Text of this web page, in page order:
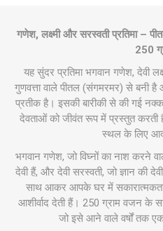
गणेश, लक्ष्मी और सरस्वती प्रतिमा –
250
यह सुंदर प्रतिमा भगवान गणेश, देवी
गुणवत्ता वाले पीतल (संगमरमर) से बनी है
प्रतीक है। इसकी बारीकी से की गई
देवताओं को जीवंत रूप में प्रस्तुत करती
स्थल के लिए
भगवान गणेश, जो विघ्नों का नाश करने
देवी हैं, और देवी सरस्वती, जो ज्ञान की
साथ आकर आपके घर में
आशीर्वाद देती हैं। 250 ग्राम वजन के
जो इसे आने वाले वर्षों तक